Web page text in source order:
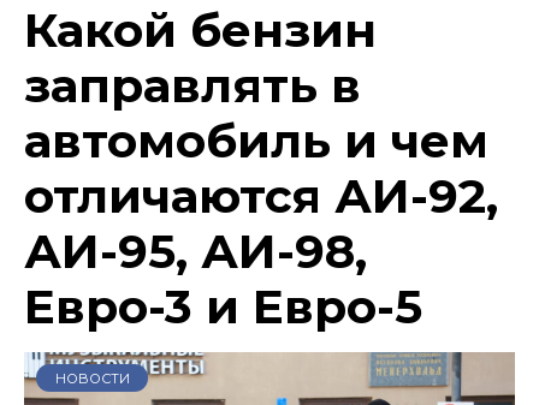
Какой бензин
заправлять в
автомобиль и чем
отличаются АИ-92,
АИ-95, АИ-98,
Евро-3 и Евро-5
НОВОСТИ